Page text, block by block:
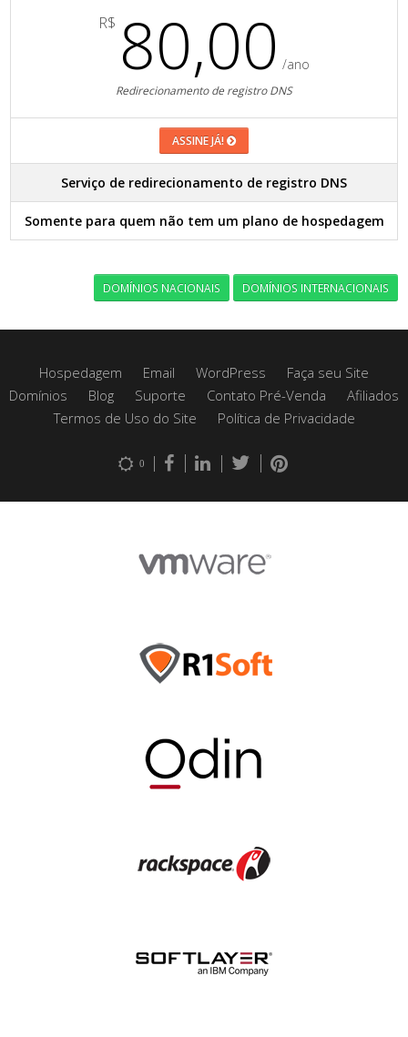
R$ 80,00 /ano
Redirecionamento de registro DNS
ASSINE JÁ!
Serviço de redirecionamento de registro DNS
Somente para quem não tem um plano de hospedagem
DOMÍNIOS NACIONAIS DOMÍNIOS INTERNACIONAIS
Hospedagem Email WordPress
Faça seu Site
Domínios
Blog Suporte Contato Pré-Venda
Afiliados
Termos de Uso do Site
Política de Privacidade
0